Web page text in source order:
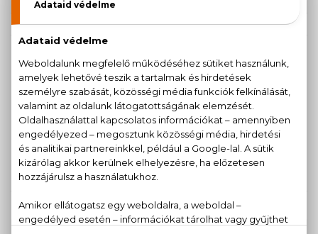
Teszter 100 ml
8.380 Ft
AKCIÓ
9.200 Ft
100 ml
9.230 Ft